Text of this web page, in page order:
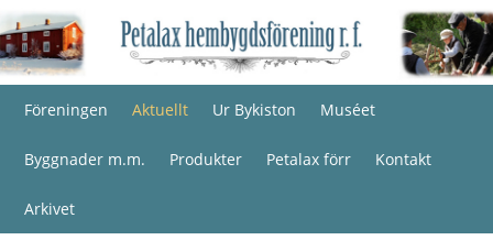
Föreningen Aktuellt Ur Bykiston Muséet
Byggnader m.m. Produkter Petalax förr Kontakt
Arkivet